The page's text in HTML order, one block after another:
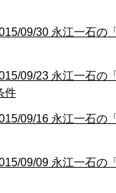
09/30 永江一石の
09/23 永江一石の
件
09/16 永江一石の
09/09 永江一石の